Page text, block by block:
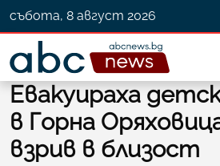
събота, 8 август 2026
Евакуираха
в Горна
взрив в близост